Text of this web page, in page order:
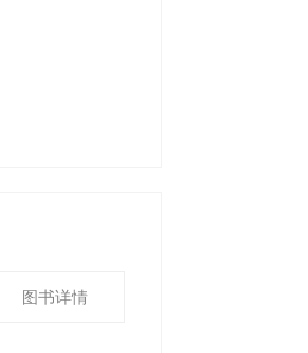
图书详情